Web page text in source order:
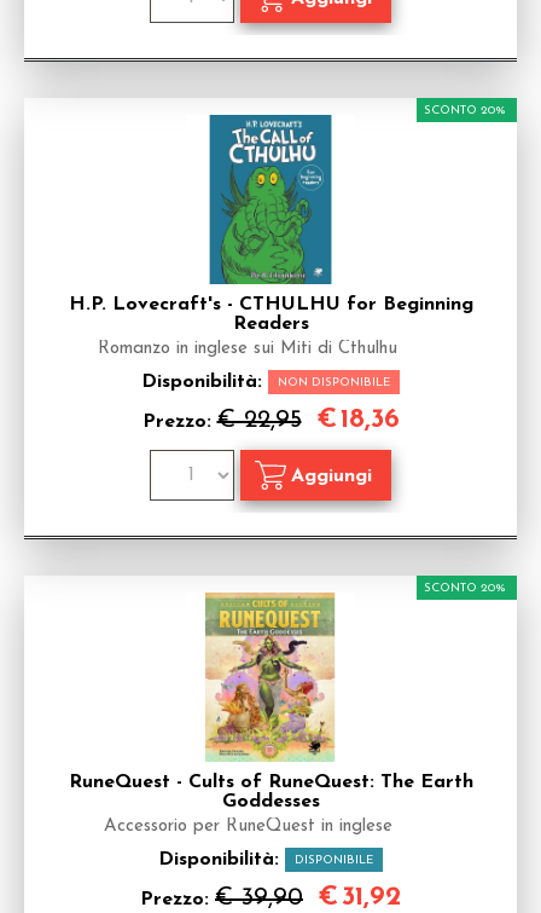
H.P. Lovecraft's - CTHULHU for Beginning
Readers
Romanzo in inglese sui Miti di Cthulhu
Disponibilità: NON DISPONIBILE
Prezzo:€ 22,95
SCONTO 20%
€18,36
RuneQuest - Cults of RuneQuest: The Earth
Goddesses
Accessorio per RuneQuest in inglese
Disponibilità: DISPONIBILE
Prezzo: € 39,90
SCONTO 20%
€ 31,92